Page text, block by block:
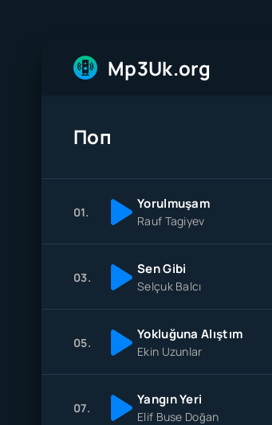
Mp3Uk.org
Поп
01. Yorulmuşam
Rauf Tagiyev
03. Sen Gibi
Selçuk Balcı
05. Yokluğuna Alıştım
Ekin Uzunlar
07. Yangın Yeri
Elif Buse Doğan